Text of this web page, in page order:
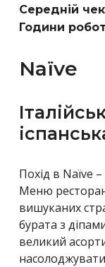
Середній
Години
Naїve
Похід в
Меню
вишуканих
бурата з
великий